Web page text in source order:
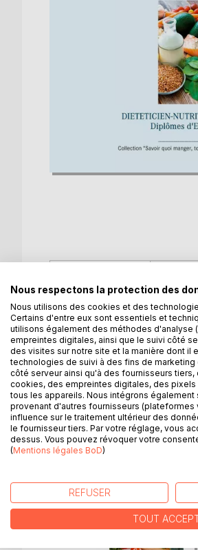
Comment s'alimenter en
diététique, écrit par
aussi complète que
prime, accompagnés
D’AUTRES
Nous respectons la protection des
Nous utilisons des cookies et des
Certains d'entre eux sont essentiels et
utilisons également des méthodes d'analyse
empreintes digitales, ainsi que le suivi côté
des visites sur notre site et la manière dont il
technologies de suivi à des fins de
côté serveur ainsi qu'à des fournisseurs
cookies, des empreintes digitales, des
tous les appareils. Nous intégrons
provenant d'autres fournisseurs (plateformes
influence sur le traitement ultérieur des
le fournisseur tiers. Par votre réglage, vous
dessus. Vous pouvez révoquer votre
(Mentions légales BoD)
REFUSER
TOUT